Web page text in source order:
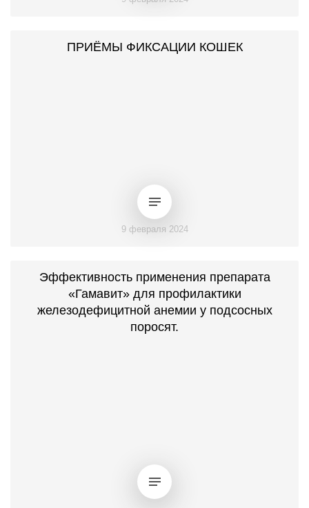
ПРИЁМЫ ФИКСАЦИИ КОШЕК
9 февраля 2024
Эффективность применения препарата
«Гамавит» для профилактики
железодефицитной анемии у подсосных
поросят.